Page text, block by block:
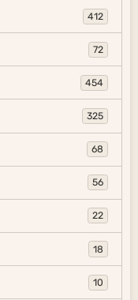
412
72
454
325
68
56
22
18
10